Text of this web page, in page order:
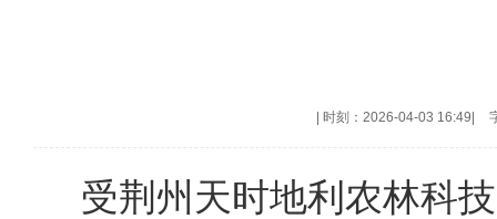
时刻：2026-04-03 16:49
受荆州天时地利农林科